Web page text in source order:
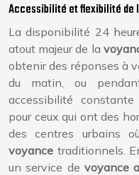
Accessibilité et flexibilité de
La disponibilité 24
atout majeur de la
obtenir des réponses à
du matin, ou
accessibilité
pour ceux qui ont des
des centres urbains
voyance traditionnels.
un service de voyance